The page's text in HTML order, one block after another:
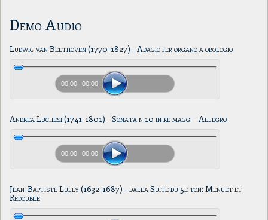
Demo Audio
Ludwig van Beethoven (1770-1827) - Adagio per organo a orologio
00:00 00:00
Andrea Luchesi (1741-1801) - Sonata n.10 in re magg. - Allegro
00:00 00:00
Jean-Baptiste Lully (1632-1687) - dalla Suite du 5e ton: Menuet et
Redouble